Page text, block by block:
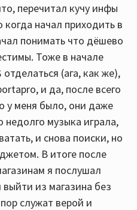
перечитал кучу инфы
начал приходить в
понимать что дёшево
Тоже в начале
(ага, как же),
и да, после всего
у меня было, они даже
музыка играла,
и снова поиски, но
В итоге после
я послушал
из магазина без
служат верой и